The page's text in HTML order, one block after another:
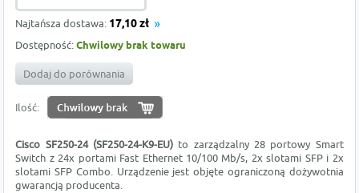
Najtańsza dostawa: 17,10 zł
Dostępność:Chwilowy brak towaru
Dodaj do porównania
Ilość:
Cisco SF250-24 (SF250-24-K9-EU) to zarządzalny 28 portowy Smart
Switch z 24x portami Fast Ethernet 10/100 Mb/s, 2x slotami SFP i 2x
slotami SFP Combo. Urządzenie jest objęte ograniczoną dożywotnia
gwarancją producenta.